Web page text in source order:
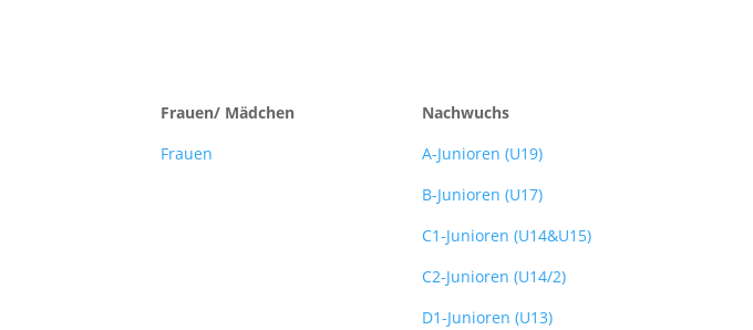
Frauen/ Mädchen
Frauen
Nachwuchs
A-Junioren (U19)
B-Junioren (U17)
C1-Junioren (U14&U15)
C2-Junioren (U14/2)
D1-Junioren (U13)